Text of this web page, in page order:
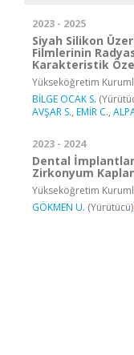
2023 - 2025
Siyah Silikon
Filmlerinin
Karakteristik
Yükseköğretim
BİLGE OCAK S.
AVŞAR S., EMİR C.,
2023 - 2024
Dental
Zirkonyum
Yükseköğretim
GÖKMEN U. (Yürütücü),